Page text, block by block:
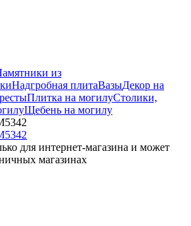
из
Надгробная плитаВазыДекор на
Плитка на могилуСтолики,
Щебень на могилу
для интернет-магазина и может
магазинах